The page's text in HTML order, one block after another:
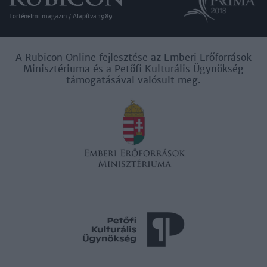
Történelmi magazin / Alapítva 1989
A Rubicon Online fejlesztése az Emberi Erőforrások
Minisztériuma és a Petőfi Kulturális Ügynökség
támogatásával valósult meg.